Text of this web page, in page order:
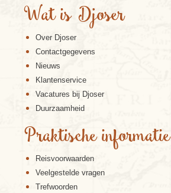
Wat is Djoser
Over Djoser
Contactgegevens
Nieuws
Klantenservice
Vacatures bij Djoser
Duurzaamheid
Praktische informatie
Reisvoorwaarden
Veelgestelde vragen
Trefwoorden